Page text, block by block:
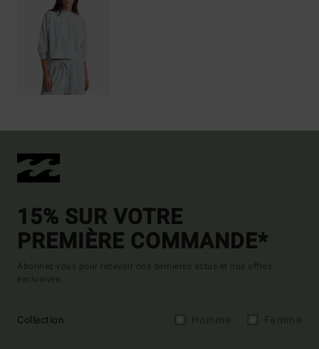
15% SUR VOTRE
PREMIÈRE COMMANDE*
Abonnez-vous pour recevoir nos dernières actus et nos offres
exclusives.
Collection